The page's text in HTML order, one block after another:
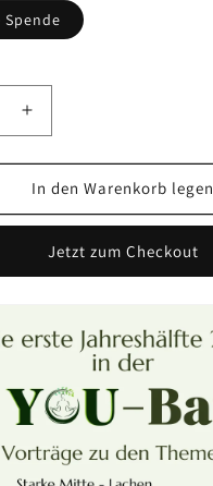
Spende
In den Warenkorb legen
Jetzt zum Checkout